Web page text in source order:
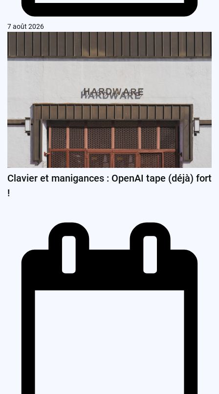
7 août 2026
Clavier et manigances : OpenAI tape (déjà) fort
!